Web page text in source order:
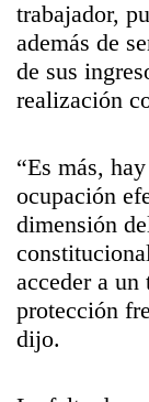
trabajador,
además de
de sus
realización
“Es más,
ocupación
dimensión
acceder a un
protección
dijo.